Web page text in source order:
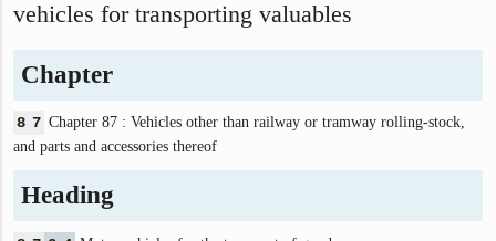
vehicles for transporting valuables
Chapter
8 7 Chapter 87 : Vehicles other than railway or tramway rolling-stock,
and parts and accessories thereof
Heading